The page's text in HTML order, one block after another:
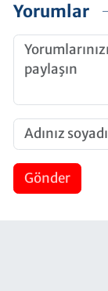
Yorumlar
Gönder